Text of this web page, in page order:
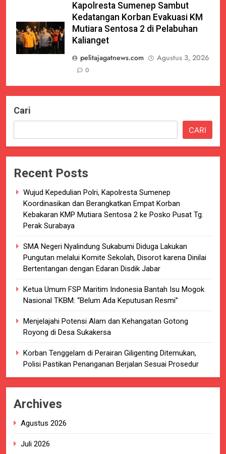
Kapolresta Sumenep Sambut
Kedatangan Korban Evakuasi KM
Mutiara Sentosa 2 di Pelabuhan
Kalianget
pelitajagatnews.com
Agustus 3, 2026
0
Cari
CARI
Recent Posts
Wujud Kepedulian Polri, Kapolresta Sumenep
Koordinasikan dan Berangkatkan Empat Korban
Kebakaran KMP Mutiara Sentosa 2 ke Posko Pusat Tg.
Perak Surabaya
SMA Negeri Nyalindung Sukabumi Diduga Lakukan
Pungutan melalui Komite Sekolah, Disorot karena Dinilai
Bertentangan dengan Edaran Disdik Jabar
Ketua Umum FSP Maritim Indonesia Bantah Isu Mogok
Nasional TKBM: “Belum Ada Keputusan Resmi”
Menjelajahi Potensi Alam dan Kehangatan Gotong
Royong di Desa Sukakersa
Korban Tenggelam di Perairan Giligenting Ditemukan,
Polisi Pastikan Penanganan Berjalan Sesuai Prosedur
Archives
Agustus 2026
Juli 2026